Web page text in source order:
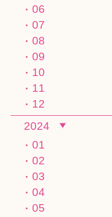
06
07
08
09
10
11
12
2024
01
02
03
04
05